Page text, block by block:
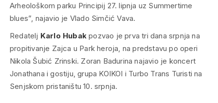
Arheološkom parku Principij 27. lipnja uz Summertime
blues”, najavio je Vlado Simčić Vava.
Redatelj Karlo Hubak pozvao je prva tri dana srpnja na
propitivanje Zajca u Park heroja, na predstavu po operi
Nikola Šubić Zrinski. Zoran Badurina najavio je koncert
Jonathana i gostiju, grupa KOIKOI i Turbo Trans Turisti na
Senjskom pristaništu 10. srpnja.